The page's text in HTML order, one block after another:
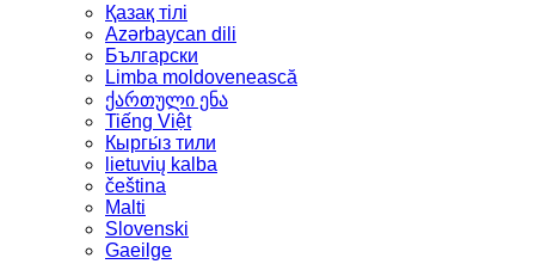
Қазақ тілі
Azərbaycan dili
Български
Limba moldovenească
ქართული ენა
Tiếng Việt
Кыргы́з тили
lietuvių kalba
čeština
Malti
Slovenski
Gaeilge